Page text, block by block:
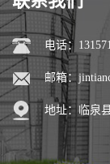
电话：
邮箱：
地址：临泉